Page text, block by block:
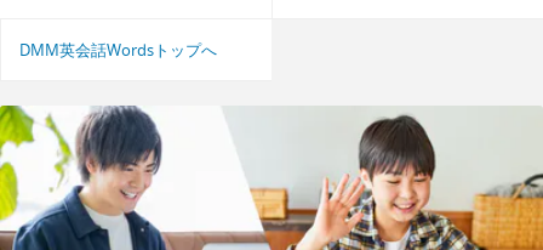
DMM英会話Wordsトップへ